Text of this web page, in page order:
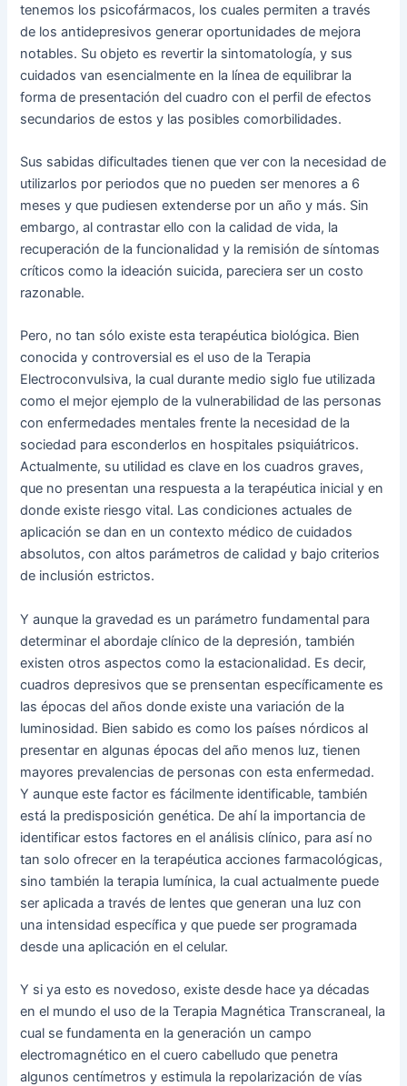
tenemos los psicofármacos, los cuales permiten a través
de los antidepresivos generar oportunidades de mejora
notables. Su objeto es revertir la sintomatología, y sus
cuidados van esencialmente en la línea de equilibrar la
forma de presentación del cuadro con el perfil de efectos
secundarios de estos y las posibles comorbilidades.
Sus sabidas dificultades tienen que ver con la necesidad de
utilizarlos por periodos que no pueden ser menores a 6
meses y que pudiesen extenderse por un año y más. Sin
embargo, al contrastar ello con la calidad de vida, la
recuperación de la funcionalidad y la remisión de síntomas
críticos como la ideación suicida, pareciera ser un costo
razonable.
Pero, no tan sólo existe esta terapéutica biológica. Bien
conocida y controversial es el uso de la Terapia
Electroconvulsiva, la cual durante medio siglo fue utilizada
como el mejor ejemplo de la vulnerabilidad de las personas
con enfermedades mentales frente la necesidad de la
sociedad para esconderlos en hospitales psiquiátricos.
Actualmente, su utilidad es clave en los cuadros graves,
que no presentan una respuesta a la terapéutica inicial y en
donde existe riesgo vital. Las condiciones actuales de
aplicación se dan en un contexto médico de cuidados
absolutos, con altos parámetros de calidad y bajo criterios
de inclusión estrictos.
Y aunque la gravedad es un parámetro fundamental para
determinar el abordaje clínico de la depresión, también
existen otros aspectos como la estacionalidad. Es decir,
cuadros depresivos que se prensentan específicamente es
las épocas del años donde existe una variación de la
luminosidad. Bien sabido es como los países nórdicos al
presentar en algunas épocas del año menos luz, tienen
mayores prevalencias de personas con esta enfermedad.
Y aunque este factor es fácilmente identificable, también
está la predisposición genética. De ahí la importancia de
identificar estos factores en el análisis clínico, para así no
tan solo ofrecer en la terapéutica acciones farmacológicas,
sino también la terapia lumínica, la cual actualmente puede
ser aplicada a través de lentes que generan una luz con
una intensidad específica y que puede ser programada
desde una aplicación en el celular.
Y si ya esto es novedoso, existe desde hace ya décadas
en el mundo el uso de la Terapia Magnética Transcraneal, la
cual se fundamenta en la generación un campo
electromagnético en el cuero cabelludo que penetra
algunos centímetros y estimula la repolarización de vías